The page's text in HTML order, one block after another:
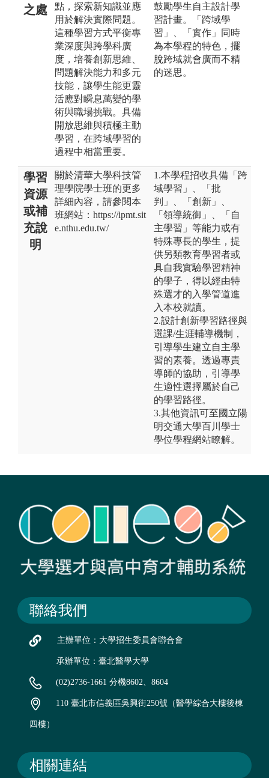
之處
點，探索新知識並應
用於解決實際問題。
這種學習方式平衡專
業深度與跨學科廣
度，培養創新思維、
問題解決能力和多元
技能，讓學生能更靈
活應對瞬息萬變的學
術與職場挑戰。具備
開放思維與積極主動
學習，在跨域學習的
過程中相當重要。
鼓勵學生自主設計學
習計畫。「跨域學
習」、「實作」同時
為本學程的特色，擺
脫跨域就會廣而不精
的迷思。
學習
資源
或補
充說
明
關於清華大學科技管
理學院學士班的更多
詳細內容，請參閱本
班網站：https://ipmt.sit
e.nthu.edu.tw/
1.本學程招收具備「跨
域學習」、「批
判」、「創新」、
「領導統御」、「自
主學習」等能力或有
特殊專長的學生，提
供另類教育學習者或
具自我實驗學習精神
的學子，得以經由特
殊選才的入學管道進
入本校就讀。
2.設計創新學習路徑與
選課/生涯輔導機制，
引導學生建立自主學
習的素養。透過專責
導師的協助，引導學
生適性選擇屬於自己
的學習路徑。
3.其他資訊可至國立陽
明交通大學百川學士
學位學程網站瞭解。
聯絡我們
主辦單位：大學招生委員會聯合會
承辦單位：臺北醫學大學
(02)2736-1661 分機8602、8604
110 臺北市信義區吳興街250號（醫學綜合大樓後棟
四樓）
相關連結